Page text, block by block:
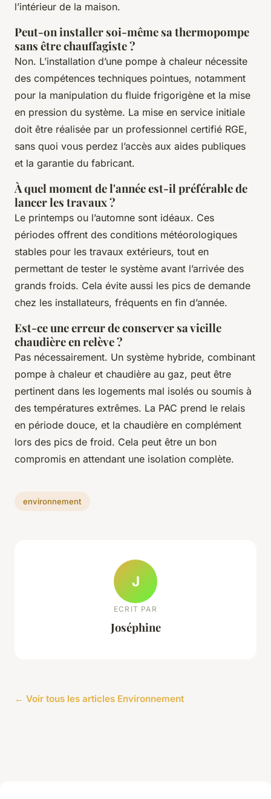
l’intérieur de la maison.
Peut-on installer soi-même sa thermopompe
sans être chauffagiste ?
Non. L’installation d’une pompe à chaleur nécessite
des compétences techniques pointues, notamment
pour la manipulation du fluide frigorigène et la mise
en pression du système. La mise en service initiale
doit être réalisée par un professionnel certifié RGE,
sans quoi vous perdez l’accès aux aides publiques
et la garantie du fabricant.
À quel moment de l'année est-il préférable de
lancer les travaux ?
Le printemps ou l’automne sont idéaux. Ces
périodes offrent des conditions météorologiques
stables pour les travaux extérieurs, tout en
permettant de tester le système avant l’arrivée des
grands froids. Cela évite aussi les pics de demande
chez les installateurs, fréquents en fin d’année.
Est-ce une erreur de conserver sa vieille
chaudière en relève ?
Pas nécessairement. Un système hybride, combinant
pompe à chaleur et chaudière au gaz, peut être
pertinent dans les logements mal isolés ou soumis à
des températures extrêmes. La PAC prend le relais
en période douce, et la chaudière en complément
lors des pics de froid. Cela peut être un bon
compromis en attendant une isolation complète.
environnement
J
ECRIT PAR
Joséphine
← Voir tous les articles Environnement